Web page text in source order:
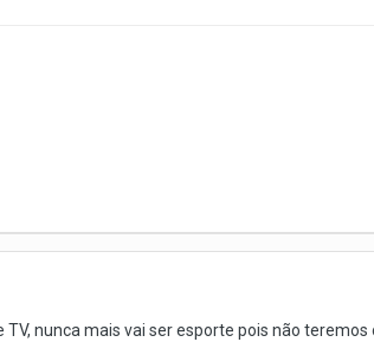
TV, nunca mais vai ser esporte pois não